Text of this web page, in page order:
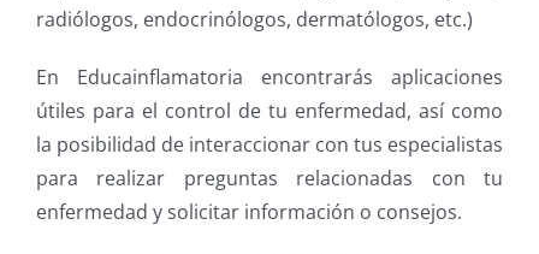
radiólogos, endocrinólogos, dermatólogos, etc.)
En Educainflamatoria encontrarás aplicaciones
útiles para el control de tu enfermedad, así como
la posibilidad de interaccionar con tus especialistas
para realizar preguntas relacionadas con tu
enfermedad y solicitar información o consejos.